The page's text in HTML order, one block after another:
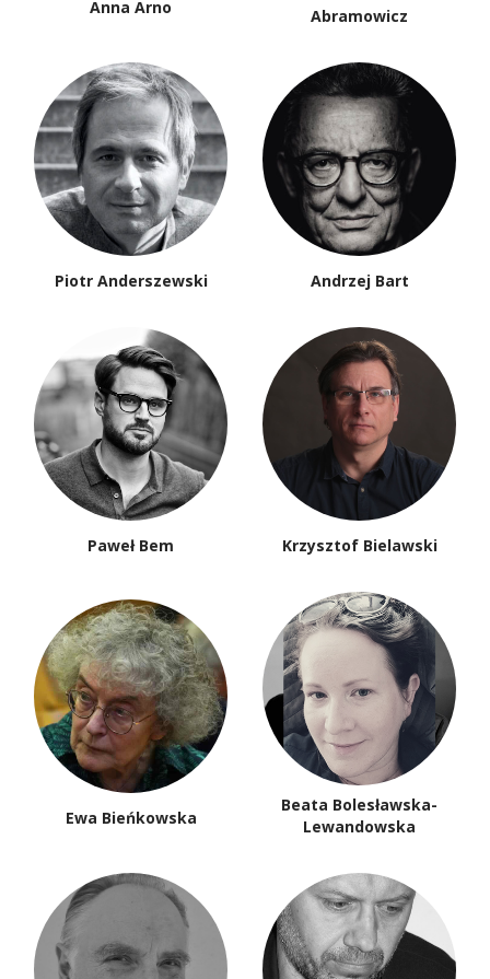
Anna Arno
Abramowicz
Piotr Anderszewski Andrzej Bart
Paweł Bem Krzysztof Bielawski
Ewa Bieńkowska
Beata Bolesławska-
Lewandowska